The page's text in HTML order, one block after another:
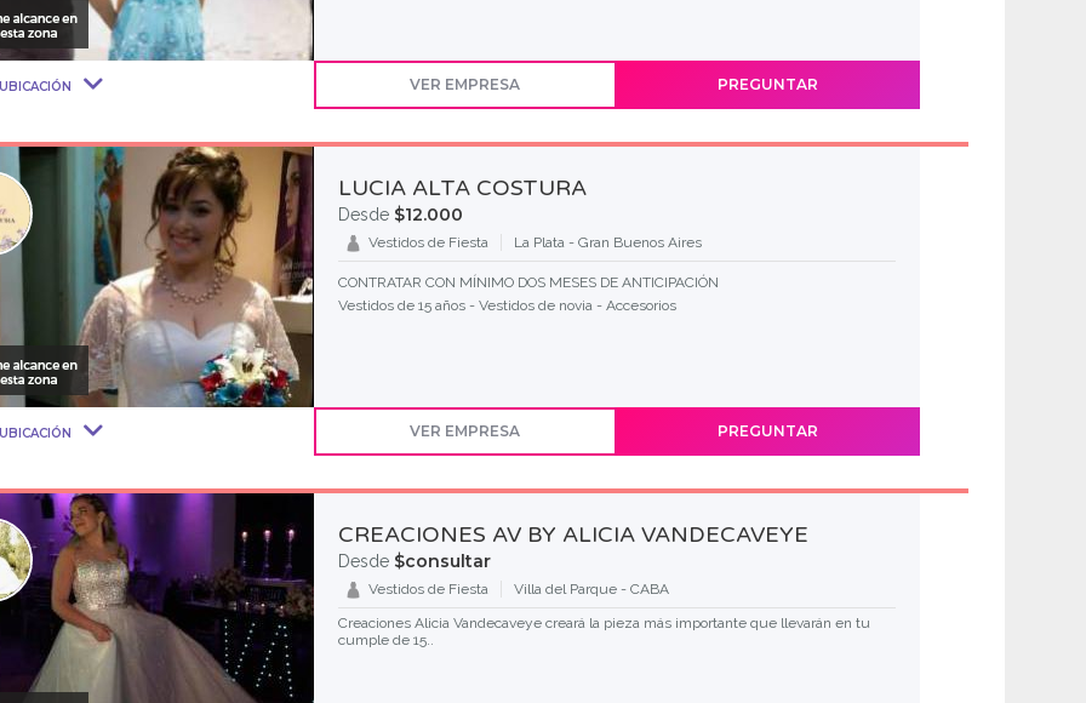
VER EMPRESA PREGUNTAR
LUCIA ALTA COSTURA
Desde $12.000
Vestidos de Fiesta La Plata - Gran Buenos Aires
CONTRATAR CON MÍNIMO DOS MESES DE ANTICIPACIÓN
Vestidos de 15 años - Vestidos de novia - Accesorios
VER EMPRESA PREGUNTAR
CREACIONES AV BY ALICIA VANDECAVEYE
Desde $consultar
Vestidos de Fiesta
Villa del Parque - CABA
Creaciones Alicia Vandecaveye creará la pieza más importante que llevarán en tu
cumple de 15..